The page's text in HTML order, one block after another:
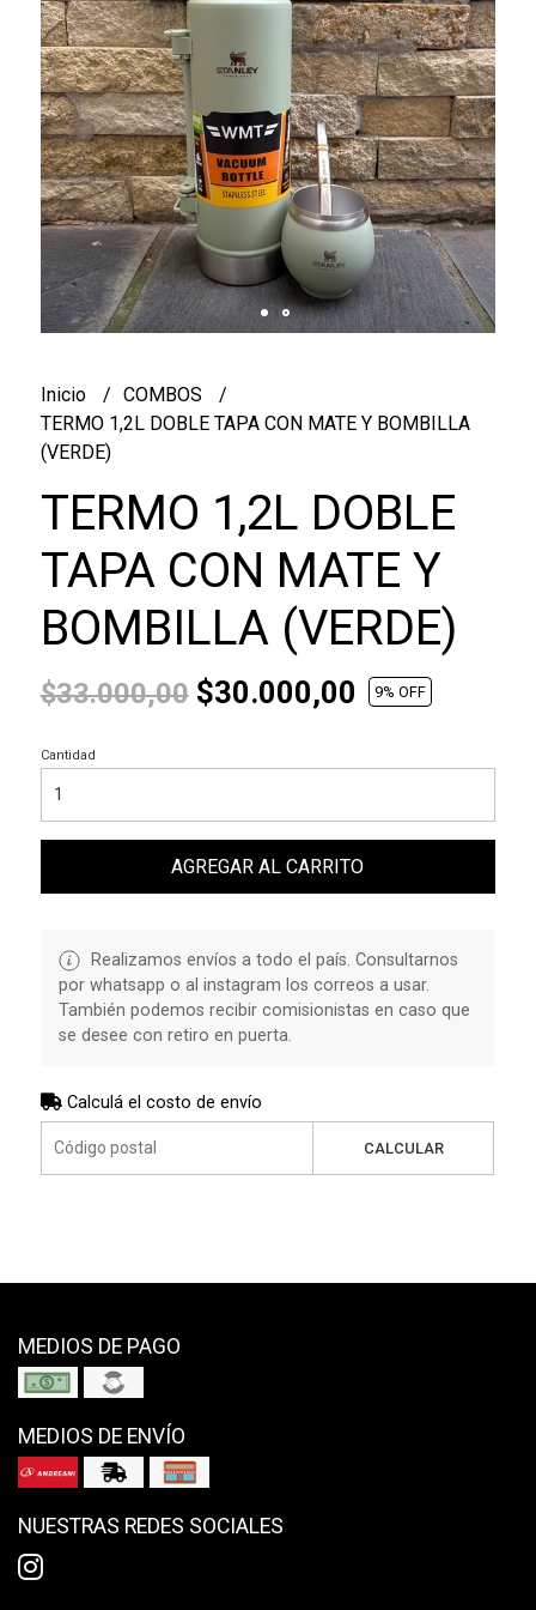
Inicio
COMBOS
TERMO 1,2L DOBLE TAPA CON MATE Y BOMBILLA
(VERDE)
TERMO 1,2L DOBLE
TAPA CON MATE Y
BOMBILLA (VERDE)
$33.000,00$30.000,00 9% OFF
Cantidad
AGREGAR AL CARRITO
Realizamos envíos a todo el país. Consultarnos
por whatsapp o al instagram los correos a usar.
También podemos recibir comisionistas en caso que
se desee con retiro en puerta.
Calculá el costo de envío
CALCULAR
MEDIOS DE PAGO
MEDIOS DE ENVÍO
NUESTRAS REDES SOCIALES